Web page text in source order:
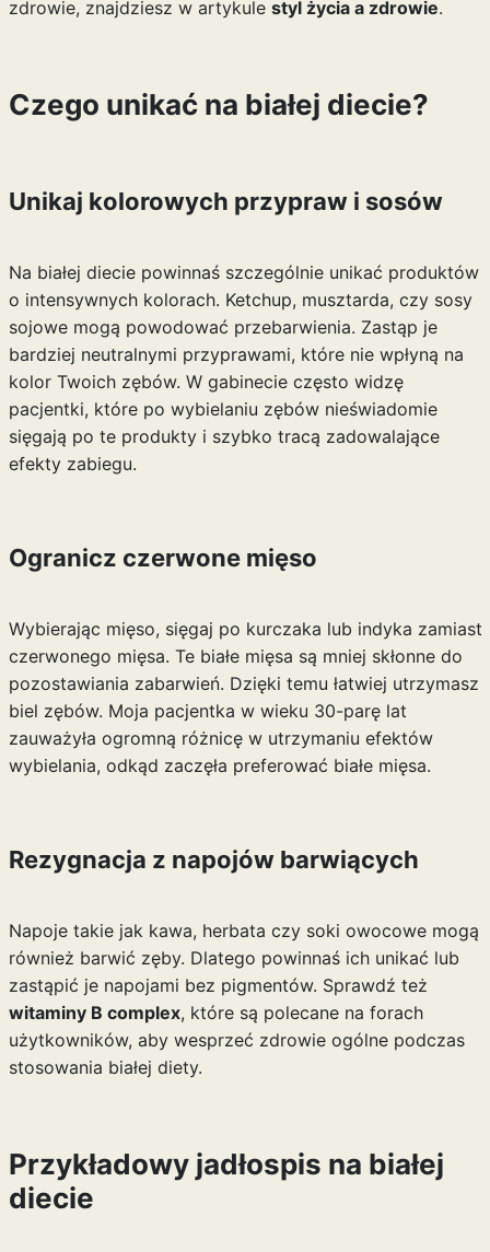
zdrowie, znajdziesz w artykule styl życia a zdrowie.
Czego unikać na białej diecie?
Unikaj kolorowych przypraw i sosów
Na białej diecie powinnaś szczególnie unikać produktów
o intensywnych kolorach. Ketchup, musztarda, czy sosy
sojowe mogą powodować przebarwienia. Zastąp je
bardziej neutralnymi przyprawami, które nie wpłyną na
kolor Twoich zębów. W gabinecie często widzę
pacjentki, które po wybielaniu zębów nieświadomie
sięgają po te produkty i szybko tracą zadowalające
efekty zabiegu.
Ogranicz czerwone mięso
Wybierając mięso, sięgaj po kurczaka lub indyka zamiast
czerwonego mięsa. Te białe mięsa są mniej skłonne do
pozostawiania zabarwień. Dzięki temu łatwiej utrzymasz
biel zębów. Moja pacjentka w wieku 30-parę lat
zauważyła ogromną różnicę w utrzymaniu efektów
wybielania, odkąd zaczęła preferować białe mięsa.
Rezygnacja z napojów barwiących
Napoje takie jak kawa, herbata czy soki owocowe mogą
również barwić zęby. Dlatego powinnaś ich unikać lub
zastąpić je napojami bez pigmentów. Sprawdź też
witaminy B complex, które są polecane na forach
użytkowników, aby wesprzeć zdrowie ogólne podczas
stosowania białej diety.
Przykładowy jadłospis na białej
diecie